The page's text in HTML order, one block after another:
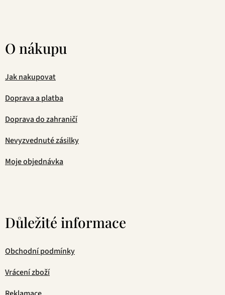
O nákupu
Jak nakupovat
Doprava a platba
Doprava do zahraničí
Nevyzvednuté zásilky
Moje objednávka
Důležité informace
Obchodní podmínky
Vrácení zboží